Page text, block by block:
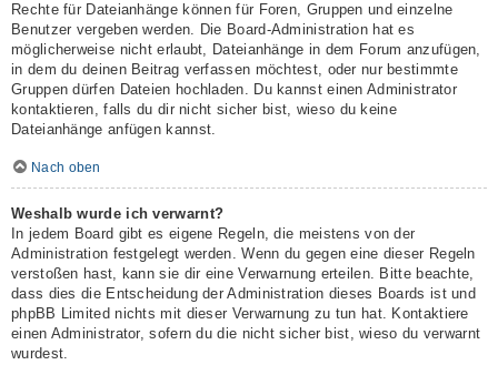
Rechte für Dateianhänge können für Foren, Gruppen und einzelne
Benutzer vergeben werden. Die Board-Administration hat es
möglicherweise nicht erlaubt, Dateianhänge in dem Forum anzufügen,
in dem du deinen Beitrag verfassen möchtest, oder nur bestimmte
Gruppen dürfen Dateien hochladen. Du kannst einen Administrator
kontaktieren, falls du dir nicht sicher bist, wieso du keine
Dateianhänge anfügen kannst.
Nach oben
Weshalb wurde ich verwarnt?
In jedem Board gibt es eigene Regeln, die meistens von der
Administration festgelegt werden. Wenn du gegen eine dieser Regeln
verstoßen hast, kann sie dir eine Verwarnung erteilen. Bitte beachte,
dass dies die Entscheidung der Administration dieses Boards ist und
phpBB Limited nichts mit dieser Verwarnung zu tun hat. Kontaktiere
einen Administrator, sofern du die nicht sicher bist, wieso du verwarnt
wurdest.